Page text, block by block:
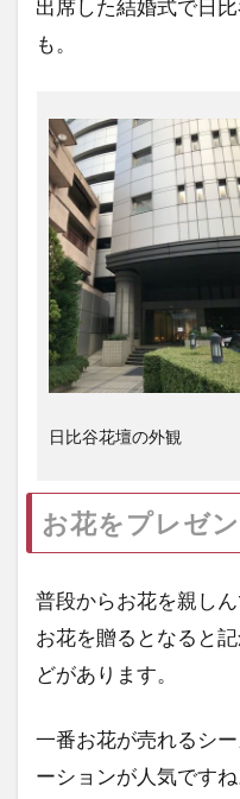
出席した結婚式で日
も。
日比谷花壇の外観
お花をプレゼ
普段からお花を親し
お花を贈るとなると
どがあります。
一番お花が売れるシ
ーションが人気です